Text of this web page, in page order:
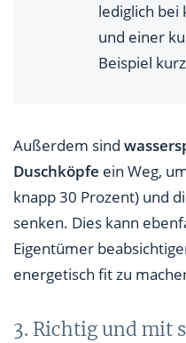
lediglich bei
und einer
Beispiel
Außerdem sind
Duschköpfe ein Weg,
knapp 30 Prozent) und
senken. Dies kann
Eigentümer
energetisch fit zu
3. Richtig und mit